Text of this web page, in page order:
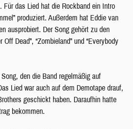
Für das Lied hat die Rockband ein Intro
produziert. Außerdem hat Eddie van
ausprobiert. Der Song gehört zu den
Dead”, “Zombieland” und “Everybody
den die Band regelmäßig auf
Lied war auch auf dem Demotape drauf,
geschickt haben. Daraufhin hatte
bekommen.